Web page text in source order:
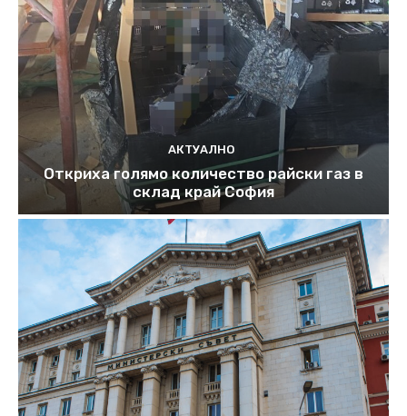
АКТУАЛНО
Откриха голямо количество райски газ в
склад край София